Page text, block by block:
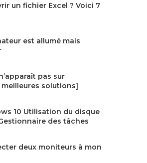
un fichier Excel ? Voici 7
est allumé mais
pas sur
meilleures solutions]
10 Utilisation du disque
des tâches
deux moniteurs à mon